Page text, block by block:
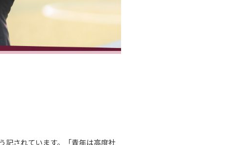
記されています。「青年は高度社